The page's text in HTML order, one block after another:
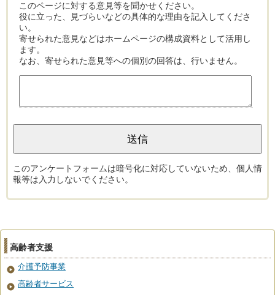
このページに対する意見等を聞かせください。
役に立った、見づらいなどの具体的な理由を記入してくださ
い。
寄せられた意見などはホームページの構成資料として活用し
ます。
なお、寄せられた意見等への個別の回答は、行いません。
このアンケートフォームは暗号化に対応していないため、個人情
報等は入力しないでください。
高齢者支援
介護予防事業
高齢者サービス